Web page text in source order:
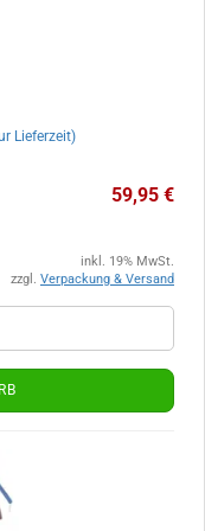
Lieferzeit)
59,95 €
inkl. 19% MwSt.
zzgl. Verpackung & Versand